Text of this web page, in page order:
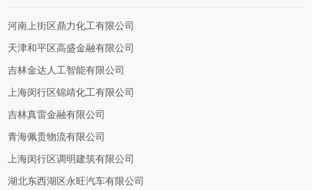
河南上街区鼎力化工有限公司
天津和平区高盛金融有限公司
吉林金达人工智能有限公司
上海闵行区锦靖化工有限公司
吉林真雷金融有限公司
青海佩贵物流有限公司
上海闵行区调明建筑有限公司
湖北东西湖区永旺汽车有限公司